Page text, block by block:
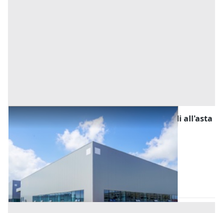
Fabbricati Costruiti per Esigenze Industriali all'asta
a Padova
Casale di Scodosia
Offerta minima
58.875 € 78.500 €
Codice asta:
Asta chiusa